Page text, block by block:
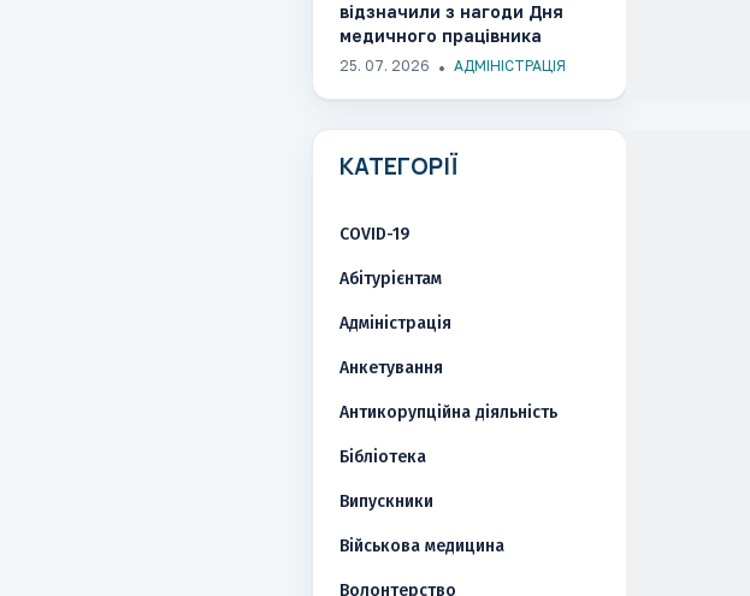
відзначили з нагоди Дня
медичного працівника
25. 07. 2026 АДМІНІСТРАЦІЯ
КАТЕГОРІЇ
COVID-19
Абітурієнтам
Адміністрація
Анкетування
Антикорупційна діяльність
Бібліотека
Випускники
Військова медицина
Волонтерство